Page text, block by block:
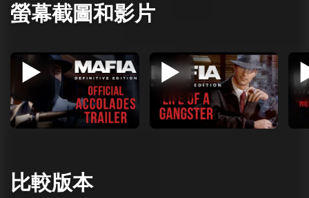
螢幕截圖和影片
比較版本